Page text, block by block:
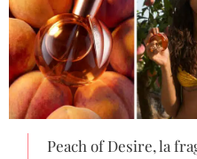
Peach of Desire, la